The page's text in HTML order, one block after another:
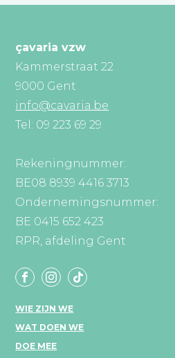
çavaria vzw
Kammerstraat 22
9000 Gent
info@cavaria.be
Tel: 09 223 69 29
Rekeningnummer:
BE08 8939 4416 3713
Ondernemingsnummer:
BE 0415 652 423
RPR, afdeling Gent
WIE ZIJN WE
WAT DOEN WE
DOE MEE